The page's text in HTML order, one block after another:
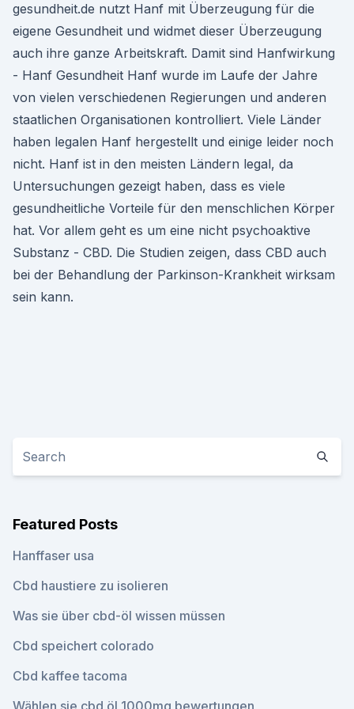
gesundheit.de nutzt Hanf mit Überzeugung für die
eigene Gesundheit und widmet dieser Überzeugung
auch ihre ganze Arbeitskraft. Damit sind Hanfwirkung
- Hanf Gesundheit Hanf wurde im Laufe der Jahre
von vielen verschiedenen Regierungen und anderen
staatlichen Organisationen kontrolliert. Viele Länder
haben legalen Hanf hergestellt und einige leider noch
nicht. Hanf ist in den meisten Ländern legal, da
Untersuchungen gezeigt haben, dass es viele
gesundheitliche Vorteile für den menschlichen Körper
hat. Vor allem geht es um eine nicht psychoaktive
Substanz - CBD. Die Studien zeigen, dass CBD auch
bei der Behandlung der Parkinson-Krankheit wirksam
sein kann.
Featured Posts
Hanffaser usa
Cbd haustiere zu isolieren
Was sie über cbd-öl wissen müssen
Cbd speichert colorado
Cbd kaffee tacoma
Wählen sie cbd öl 1000mg bewertungen